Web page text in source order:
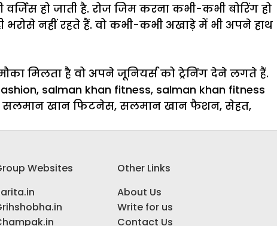
हो जाती है. रोज जिम करना कभी-कभी बोरिंग हो
नहीं रहते हैं. वो कभी-कभी अखाड़े में भी अपने हाथ
मिलता है वो अपने जूनियर्स को ट्रेनिंग देने लगते हैं.
, salman khan fitness, salman khan fitness
सलमान खान फिटनेस, सलमान खान फैशन, सेहत,
Websites
Other Links
About Us
Write for us
Contact Us